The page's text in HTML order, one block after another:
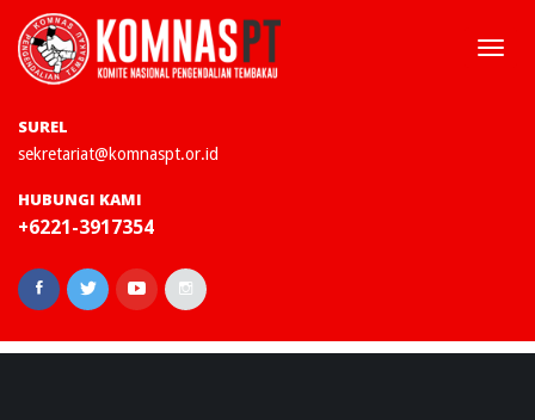
SUREL
sekretariat@komnaspt.or.id
HUBUNGI KAMI
+6221-3917354